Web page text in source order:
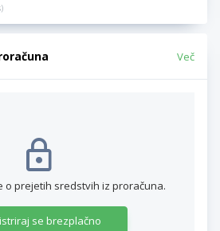
Več
o prejetih sredstvih iz proračuna.
se brezplačno